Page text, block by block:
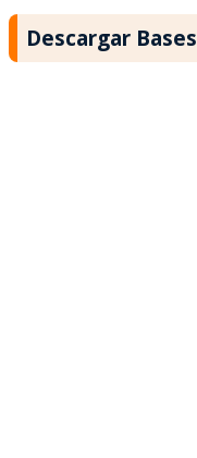
Descargar Bases